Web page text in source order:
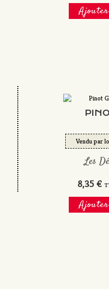
Vendu par
Les
8,35 €